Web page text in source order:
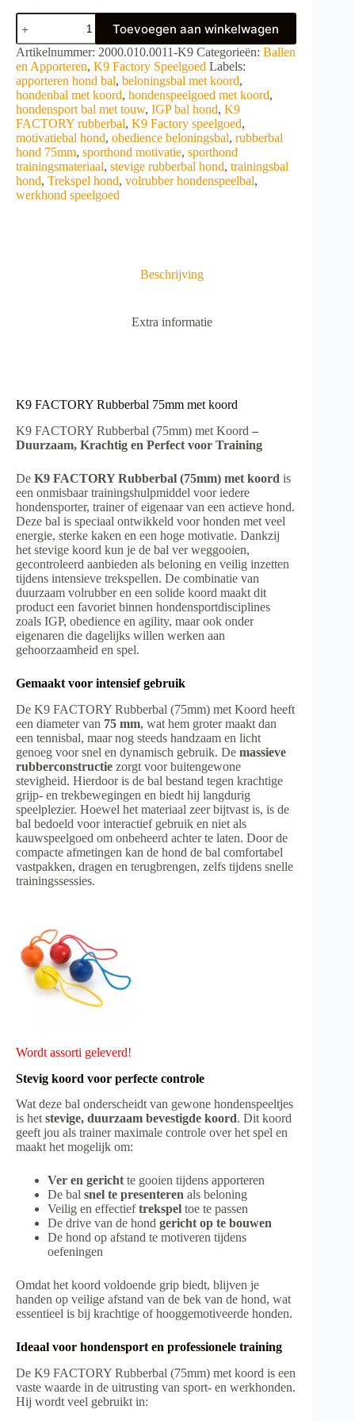
K9
FACTORY
Rubberbal
75mm
met
koord
aantal
Toevoegen aan winkelwagen
A
l
t
e
r
n
a
t
i
v
e
Artikelnummer: 2000.010.0011-K9 Categorieën: Ballen
en Apporteren, K9 Factory Speelgoed Labels:
apporteren hond bal, beloningsbal met koord,
hondenbal met koord, hondenspeelgoed met koord,
hondensport bal met touw, IGP bal hond, K9
FACTORY rubberbal, K9 Factory speelgoed,
motivatiebal hond, obedience beloningsbal, rubberbal
hond 75mm, sporthond motivatie, sporthond
trainingsmateriaal, stevige rubberbal hond, trainingsbal
hond, Trekspel hond, volrubber hondenspeelbal,
werkhond speelgoed
Beschrijving
Extra informatie
K9 FACTORY Rubberbal 75mm met koord
K9 FACTORY Rubberbal (75mm) met Koord –
Duurzaam, Krachtig en Perfect voor Training
De K9 FACTORY Rubberbal (75mm) met koord is
een onmisbaar trainingshulpmiddel voor iedere
hondensporter, trainer of eigenaar van een actieve hond.
Deze bal is speciaal ontwikkeld voor honden met veel
energie, sterke kaken en een hoge motivatie. Dankzij
het stevige koord kun je de bal ver weggooien,
gecontroleerd aanbieden als beloning en veilig inzetten
tijdens intensieve trekspellen. De combinatie van
duurzaam volrubber en een solide koord maakt dit
product een favoriet binnen hondensportdisciplines
zoals IGP, obedience en agility, maar ook onder
eigenaren die dagelijks willen werken aan
gehoorzaamheid en spel.
Gemaakt voor intensief gebruik
De K9 FACTORY Rubberbal (75mm) met Koord heeft
een diameter van 75 mm, wat hem groter maakt dan
een tennisbal, maar nog steeds handzaam en licht
genoeg voor snel en dynamisch gebruik. De massieve
rubberconstructie zorgt voor buitengewone
stevigheid. Hierdoor is de bal bestand tegen krachtige
grijp- en trekbewegingen en biedt hij langdurig
speelplezier. Hoewel het materiaal zeer bijtvast is, is de
bal bedoeld voor interactief gebruik en niet als
kauwspeelgoed om onbeheerd achter te laten. Door de
compacte afmetingen kan de hond de bal comfortabel
vastpakken, dragen en terugbrengen, zelfs tijdens snelle
trainingssessies.
Wordt assorti geleverd!
Stevig koord voor perfecte controle
Wat deze bal onderscheidt van gewone hondenspeeltjes
is het stevige, duurzaam bevestigde koord. Dit koord
geeft jou als trainer maximale controle over het spel en
maakt het mogelijk om:
Ver en gericht te gooien tijdens apporteren
De bal snel te presenteren als beloning
Veilig en effectieftrekspel toe te passen
De drive van de hond gericht op te bouwen
De hond op afstand te motiveren tijdens
oefeningen
Omdat het koord voldoende grip biedt, blijven je
handen op veilige afstand van de bek van de hond, wat
essentieel is bij krachtige of hooggemotiveerde honden.
Ideaal voor hondensport en professionele training
De K9 FACTORY Rubberbal (75mm) met koord is een
vaste waarde in de uitrusting van sport- en werkhonden.
Hij wordt veel gebruikt in: